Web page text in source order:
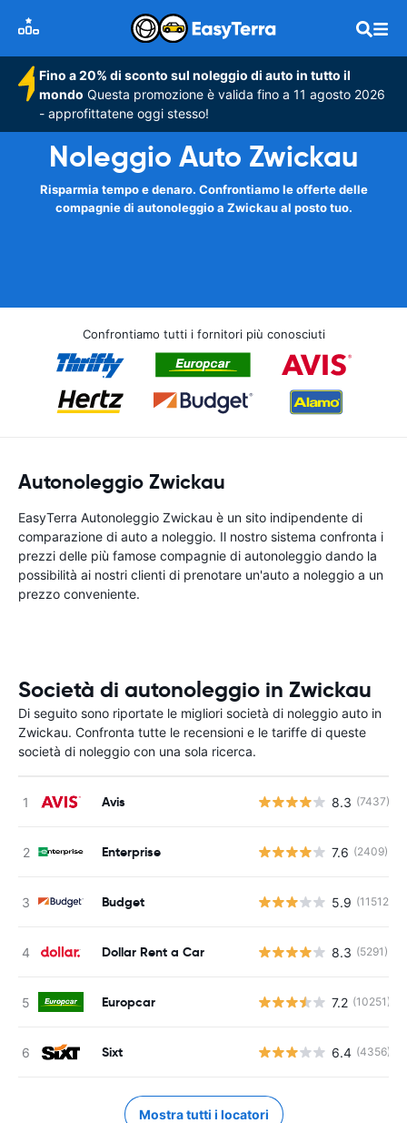
Fino a 20% di sconto sul noleggio di auto in tutto il
mondo Questa promozione è valida fino a 11 agosto 2026
- approfittatene oggi stesso!
Noleggio Auto Zwickau
Risparmia tempo e denaro. Confrontiamo le offerte delle
compagnie di autonoleggio a Zwickau al posto tuo.
Confrontiamo tutti i fornitori più conosciuti
Autonoleggio Zwickau
EasyTerra Autonoleggio Zwickau è un sito indipendente di
comparazione di auto a noleggio. Il nostro sistema confronta i
prezzi delle più famose compagnie di autonoleggio dando la
possibilità ai nostri clienti di prenotare un'auto a noleggio a un
prezzo conveniente.
Società di autonoleggio in Zwickau
Di seguito sono riportate le migliori società di noleggio auto in
Zwickau. Confronta tutte le recensioni e le tariffe di queste
società di noleggio con una sola ricerca.
Avis 8.3 (7437)
Enterprise 7.6 (2409)
Budget 5.9 (11512)
Dollar Rent a Car 8.3 (5291)
Europcar 7.2 (10251)
Sixt 6.4 (4356)
Mostra tutti i locatori